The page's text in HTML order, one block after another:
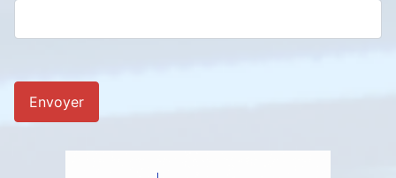
Envoyer